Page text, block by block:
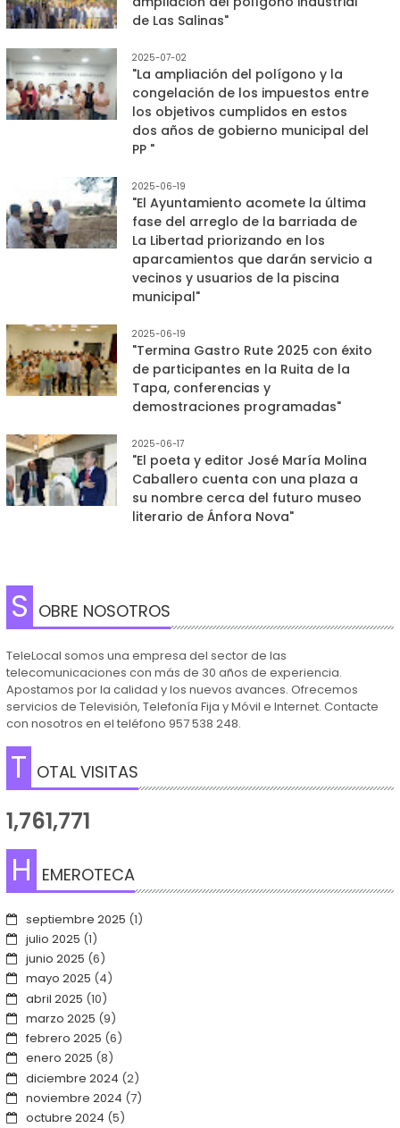
de Las Salinas"
2025-07-02
"La ampliación del polígono y la
congelación de los impuestos entre
los objetivos cumplidos en estos
dos años de gobierno municipal del
PP "
2025-06-19
"El Ayuntamiento acomete la última
fase del arreglo de la barriada de
La Libertad priorizando en los
aparcamientos que darán servicio a
vecinos y usuarios de la piscina
municipal"
2025-06-19
"Termina Gastro Rute 2025 con éxito
de participantes en la Ruita de la
Tapa, conferencias y
demostraciones programadas"
2025-06-17
"El poeta y editor José María Molina
Caballero cuenta con una plaza a
su nombre cerca del futuro museo
literario de Ánfora Nova"
S OBRE NOSOTROS
TeleLocal somos una empresa del sector de las
telecomunicaciones con más de 30 años de experiencia.
Apostamos por la calidad y los nuevos avances. Ofrecemos
servicios de Televisión, Telefonía Fija y Móvil e Internet. Contacte
con nosotros en el teléfono 957 538 248.
T OTAL VISITAS
1,761,771
H EMEROTECA
septiembre 2025 (1)
julio 2025 (1)
junio 2025 (6)
mayo 2025 (4)
abril 2025 (10)
marzo 2025 (9)
febrero 2025 (6)
enero 2025 (8)
diciembre 2024 (2)
noviembre 2024 (7)
octubre 2024 (5)